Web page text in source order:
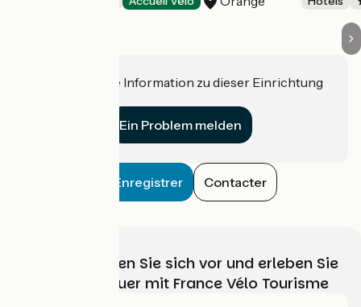
Haben Sie eine Information zu dieser Einrichtung
Ein Problem melden
Enregistrer Contacter
Wählen, bereiten Sie sich vor und erleben Sie
Ihr Radabenteuer mit France Vélo Tourisme